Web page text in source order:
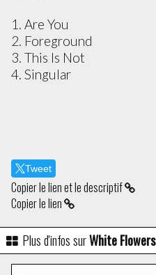
1. Are You
2. Foreground
3. This Is Not
4. Singular
Tweet
Copier le lien et le descriptif
Copier le lien
Plus d'infos surWhite Flowers